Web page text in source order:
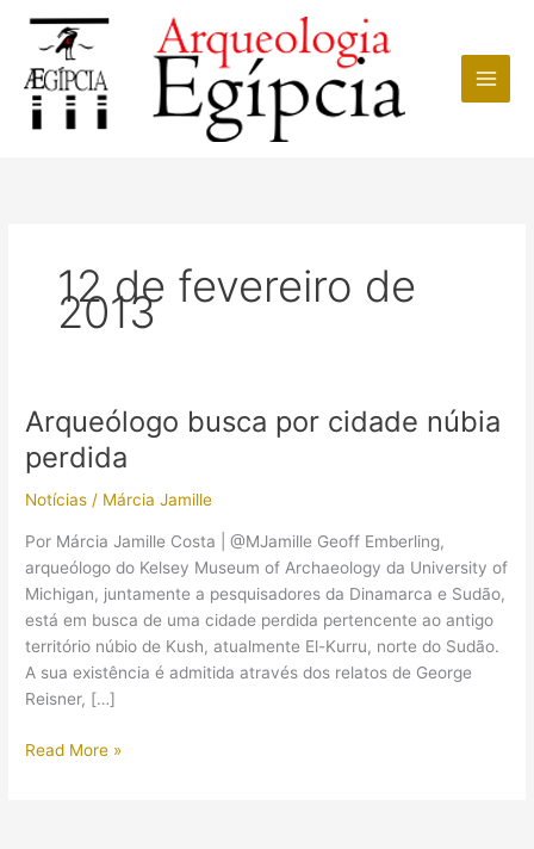
conteúdo
12 de fevereiro de
2013
Arqueólogo busca por cidade núbia
perdida
Notícias / Márcia Jamille
Por Márcia Jamille Costa | @MJamille Geoff Emberling,
arqueólogo do Kelsey Museum of Archaeology da University of
Michigan, juntamente a pesquisadores da Dinamarca e Sudão,
está em busca de uma cidade perdida pertencente ao antigo
território núbio de Kush, atualmente El-Kurru, norte do Sudão.
A sua existência é admitida através dos relatos de George
Reisner, […]
Arqueólogo
Read More »